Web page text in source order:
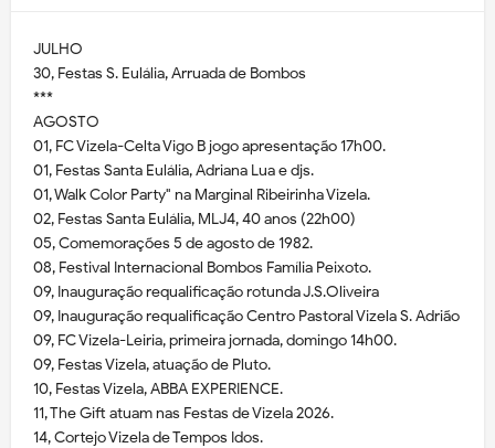
JULHO
30, Festas S. Eulália, Arruada de Bombos
***
AGOSTO
01, FC Vizela-Celta Vigo B jogo apresentação 17h00.
01, Festas Santa Eulália, Adriana Lua e djs.
01, Walk Color Party" na Marginal Ribeirinha Vizela.
02, Festas Santa Eulália, MLJ4, 40 anos (22h00)
05, Comemorações 5 de agosto de 1982.
08, Festival Internacional Bombos Família Peixoto.
09, Inauguração requalificação rotunda J.S.Oliveira
09, Inauguração requalificação Centro Pastoral Vizela S. Adrião
09, FC Vizela-Leiria, primeira jornada, domingo 14h00.
09, Festas Vizela, atuação de Pluto.
10, Festas Vizela, ABBA EXPERIENCE.
11, The Gift atuam nas Festas de Vizela 2026.
14, Cortejo Vizela de Tempos Idos.